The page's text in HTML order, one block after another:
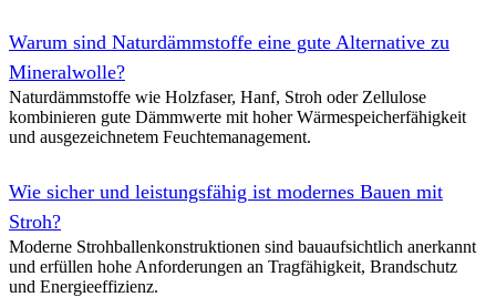
Scheunenwohnung und Stall auf dem Flusshof
Umbau eines ehemaligen Stall- und Scheunengebäudes zu
Veranstaltungsstall und Haustechnik-Zentrale mit Naturbaustoffen,
Solarthermie und Zentralstaubsauger für ein wohngesundes Umfeld.
Gesundes Ferienhaus auf dem Flusshof
Sanierung eines Backsteinhauses zum ökologischen Ferienhaus mit
Innendämmung, Lehmputz, Flächenheizungen, Solarthermie,
Naturstein- sowie Holzböden für ein wohngesundes Raumklima.
Warum sind Naturdämmstoffe eine gute Alternative zu
Mineralwolle?
Naturdämmstoffe wie Holzfaser, Hanf, Stroh oder Zellulose
kombinieren gute Dämmwerte mit hoher Wärmespeicherfähigkeit
und ausgezeichnetem Feuchtemanagement.
Wie sicher und leistungsfähig ist modernes Bauen mit
Stroh?
Moderne Strohballenkonstruktionen sind bauaufsichtlich anerkannt
und erfüllen hohe Anforderungen an Tragfähigkeit, Brandschutz
und Energieeffizienz.